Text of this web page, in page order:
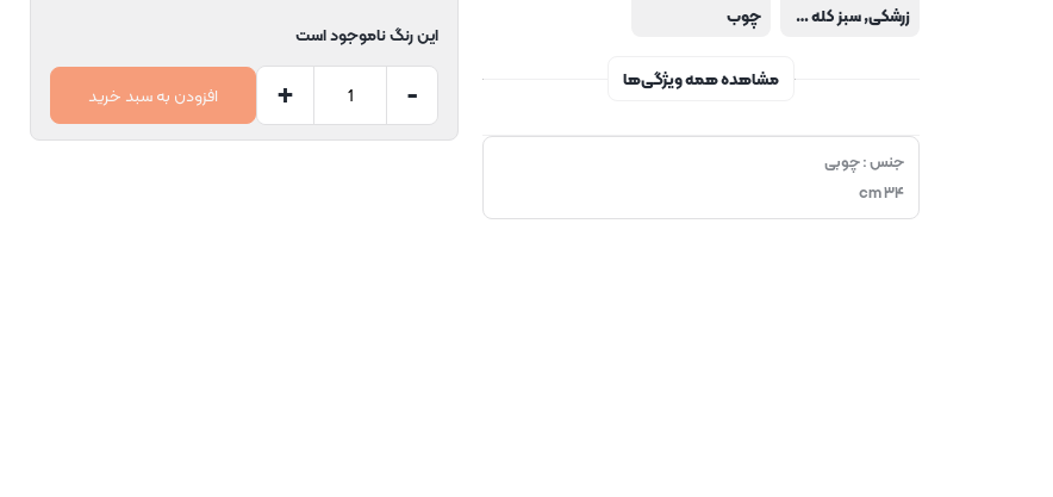
زرشکی, سبز کله غازی, قهوه ای روشن چوب
مشاهده همه ویژگی‌ها
جنس : چوبی
۳۴ cm
این رنگ ناموجود است
-
+ افزودن به سبد خرید